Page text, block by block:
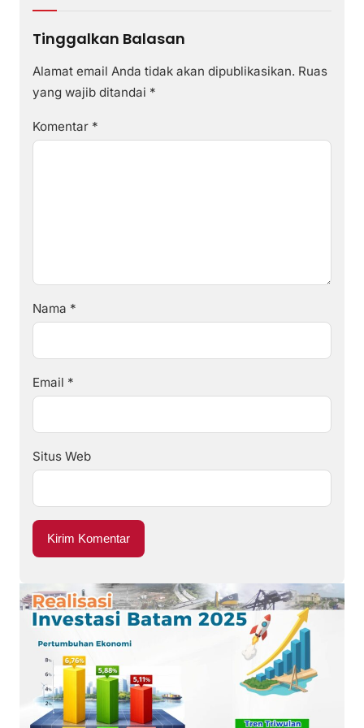
Tinggalkan Balasan
Alamat email Anda tidak akan dipublikasikan. Ruas
yang wajib ditandai *
Komentar *
Nama *
Email *
Situs Web